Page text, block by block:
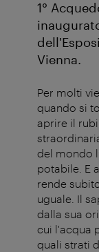
1°
Vienna.
Per molti
quando si
aprire il
del mondo
potabile. E
rende
uguale. Il
dalla sua
cui l'acqua
quali strati